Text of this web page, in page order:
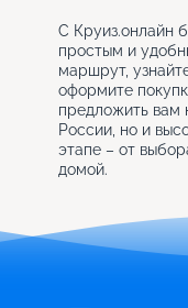
С Круиз.онлайн
простым и
маршрут,
оформите
предложить вам
России, но и
этапе – от
домой.